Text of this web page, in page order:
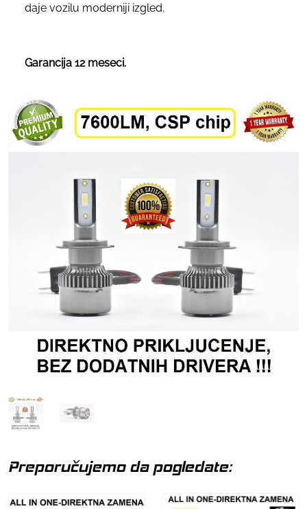
daje vozilu moderniji izgled.
Garancija 12 meseci.
Preporučujemo da pogledate: